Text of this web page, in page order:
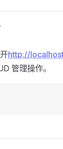
http://
管理操作。